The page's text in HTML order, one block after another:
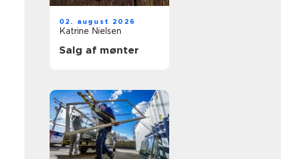
02. august 2026
Katrine Nielsen
Salg af mønter